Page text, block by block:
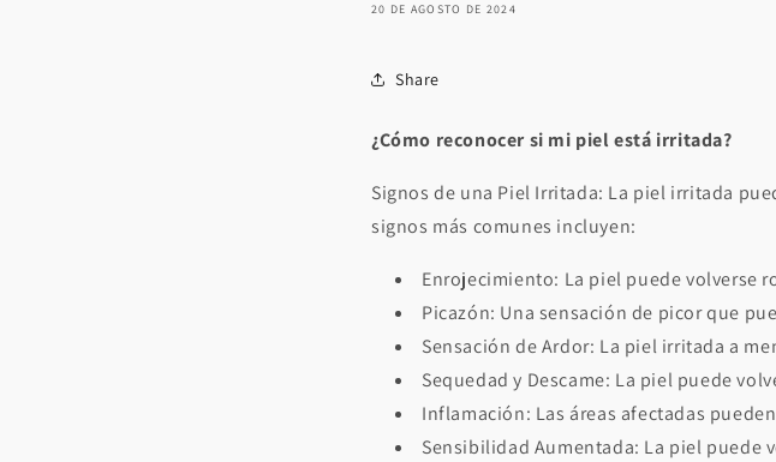
20 DE AGOSTO DE 2024
Share
¿Cómo reconocer si mi piel está irritada?
Signos de una Piel Irritada: La piel irritada
signos más comunes incluyen:
Enrojecimiento: La piel puede volverse
Picazón: Una sensación de picor que
Sensación de Ardor: La piel irritada a
Sequedad y Descame: La piel puede
Inflamación: Las áreas afectadas
Sensibilidad Aumentada: La piel puede